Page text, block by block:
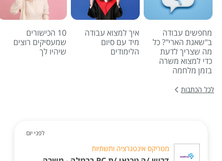
מחפשים עבודה
ב"שאגת הארי"? כל
מה שצריך לדעת
כדי למצוא משרה
בזמן מלחמה
איך למצוא עבודה
מיד עם סיום
הלימודים
10 הכישורים
שמעסיקים רוצים
שיהיו לך
לכל הכתבות
לפני יום
מטריקס אינטגרציה ותשתיות